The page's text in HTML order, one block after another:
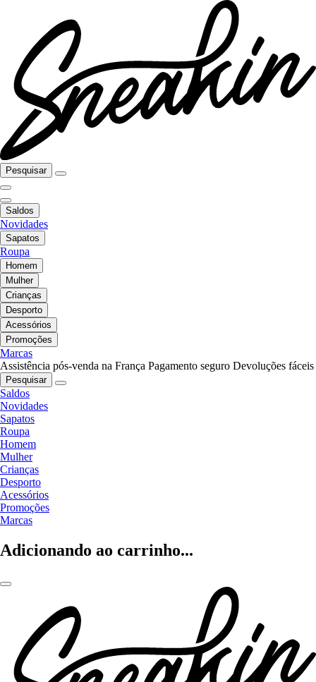
Pesquisar
Saldos
Novidades
Sapatos
Roupa
Homem
Mulher
Crianças
Desporto
Acessórios
Promoções
Marcas
Assistência pós-venda na França Pagamento seguro Devoluções fáceis
Pesquisar
Saldos
Novidades
Sapatos
Roupa
Homem
Mulher
Crianças
Desporto
Acessórios
Promoções
Marcas
Adicionando ao carrinho...